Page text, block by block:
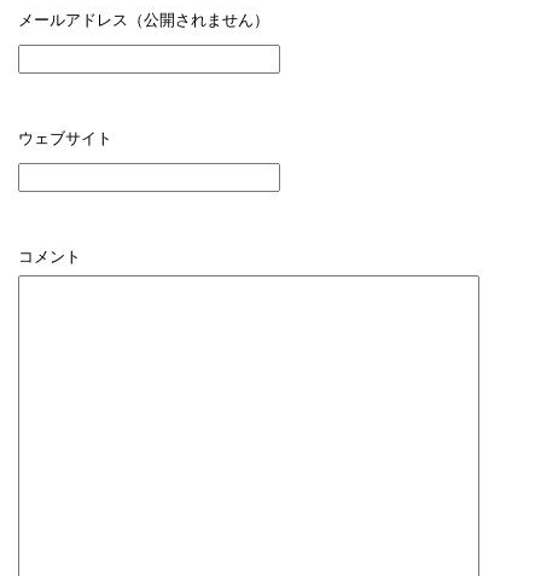
メールアドレス（公開されません）
ウェブサイト
コメント